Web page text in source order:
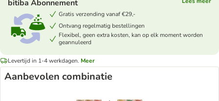
bitiba Abonnement
Gratis verzending vanaf €29,-
Ontvang regelmatig bestellingen
Flexibel, geen extra kosten, kan op elk moment worden
geannuleerd
Levertijd in 1-4 werkdagen. Meer
Aanbevolen combinatie